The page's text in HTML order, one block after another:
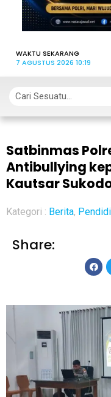
WAKTU SEKARANG
7 AGUSTUS 2026 10:19
Satbinmas
Antibullying
Kautsar
Kategori : Berita,
Share: